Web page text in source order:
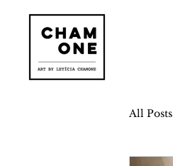
All Posts